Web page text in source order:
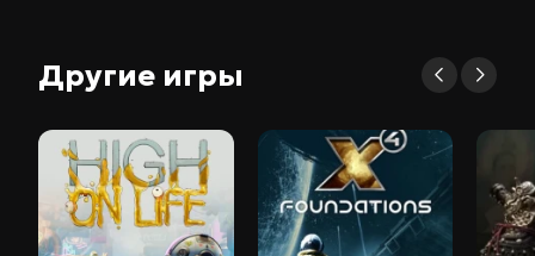
Другие игры